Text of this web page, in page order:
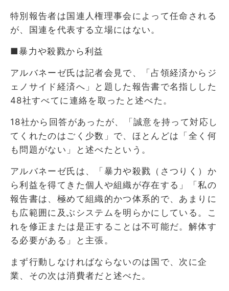
特別報告者は国連人権理事会によって任命される
が、国連を代表する立場にはない。
■暴力や殺戮から利益
アルバネーゼ氏は記者会見で、「占領経済からジ
ェノサイド経済へ」と題した報告書で名指しした
48社すべてに連絡を取ったと述べた。
18社から回答があったが、「誠意を持って対応し
てくれたのはごく少数」で、ほとんどは「全く何
も問題がない」と述べたという。
アルバネーゼ氏は、「暴力や殺戮（さつりく）か
ら利益を得てきた個人や組織が存在する」「私の
報告書は、極めて組織的かつ体系的で、あまりに
も広範囲に及ぶシステムを明らかにしている。こ
れを修正または是正することは不可能だ。解体す
る必要がある」と主張。
まず行動しなければならないのは国で、次に企
業、その次は消費者だと述べた。